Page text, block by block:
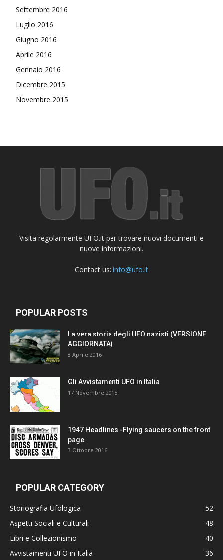
Settembre 2016
Luglio 2016
Giugno 2016
Aprile 2016
Gennaio 2016
Dicembre 2015
Novembre 2015
Visita regolarmente UFO.it per trovare nuovi documenti e
nuove informazioni.
Contact us: info@ufo.it
POPULAR POSTS
La vera storia degli UFO nazisti (VERSIONE
AGGIORNATA)
8 Aprile 2016
Gli Avvistamenti UFO in Italia
17 Novembre 2015
1947 Headlines -Flying saucers on the front
page
3 Ottobre 2016
POPULAR CATEGORY
Storiografia Ufologica
52
Aspetti Sociali e Culturali
48
Libri e Collezionismo
40
Avvistamenti UFO in Italia
36